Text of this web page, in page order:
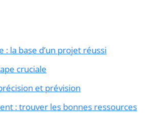
la base d’un projet réussi
cruciale
et prévision
: trouver les bonnes ressources